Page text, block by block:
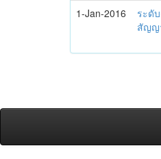
1-Jan-2016
ระดั
สัญญ